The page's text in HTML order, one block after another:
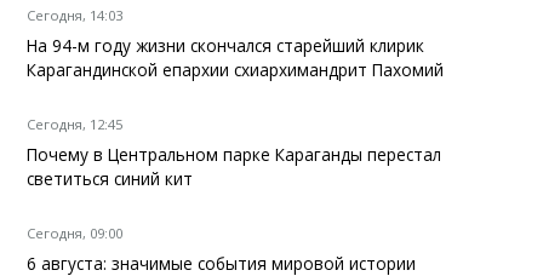
Сегодня, 14:03
На 94-м году жизни скончался старейший клирик
Карагандинской епархии схиархимандрит Пахомий
Сегодня, 12:45
Почему в Центральном парке Караганды перестал
светиться синий кит
Сегодня, 09:00
6 августа: значимые события мировой истории